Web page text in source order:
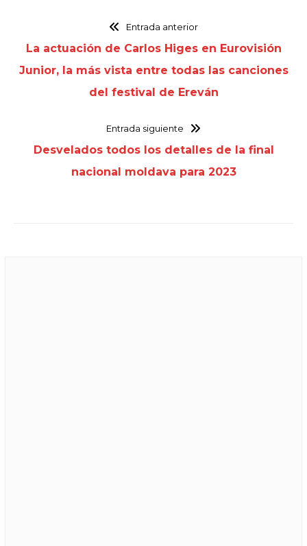
Entrada anterior
La actuación de Carlos Higes en Eurovisión
Junior, la más vista entre todas las canciones
del festival de Ereván
Entrada siguiente
Desvelados todos los detalles de la final
nacional moldava para 2023